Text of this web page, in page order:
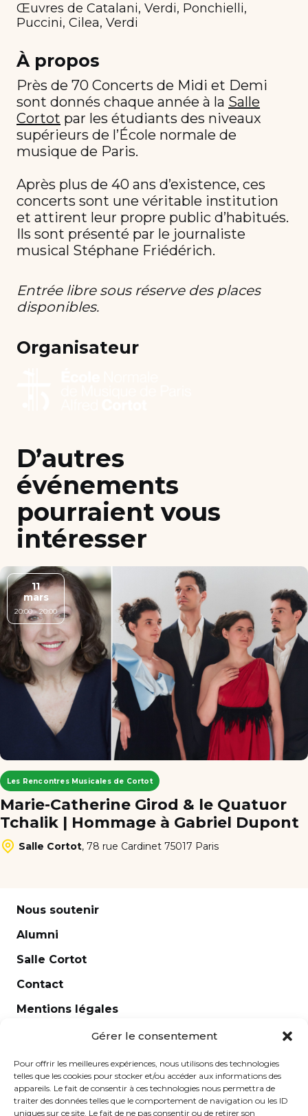
Gérer le consentement
Pour offrir les meilleures expériences, nous utilisons des technologies
telles que les cookies pour stocker et/ou accéder aux informations des
appareils. Le fait de consentir à ces technologies nous permettra de
traiter des données telles que le comportement de navigation ou les ID
uniques sur ce site. Le fait de ne pas consentir ou de retirer son
Œuvres de Catalani, Verdi, Ponchielli,
Puccini, Cilea, Verdi
À propos
Près de 70 Concerts de Midi et Demi
sont donnés chaque année à la Salle
Cortot par les étudiants des niveaux
supérieurs de l’École normale de
musique de Paris.
Après plus de 40 ans d’existence, ces
concerts sont une véritable institution
et attirent leur propre public d’habitués.
Ils sont présenté par le journaliste
musical Stéphane Friédérich.
Entrée libre sous réserve des places
disponibles.
Organisateur
D’autres
événements
pourraient vous
intéresser
11
mars
20:00 - 20:00
Les Rencontres Musicales de Cortot
Marie-Catherine Girod & le Quatuor
Tchalik | Hommage à Gabriel Dupont
Salle Cortot, 78 rue Cardinet 75017 Paris
Nous soutenir
Alumni
Salle Cortot
Contact
Mentions légales